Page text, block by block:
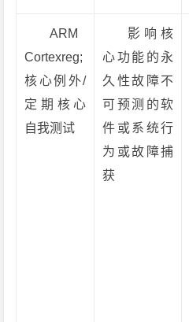
ARM
Cortexreg;
核心例外/
定期核心
自我测试
影响核
心功能的永
久性故障不
可预测的软
件或系统行
为或故障捕
获